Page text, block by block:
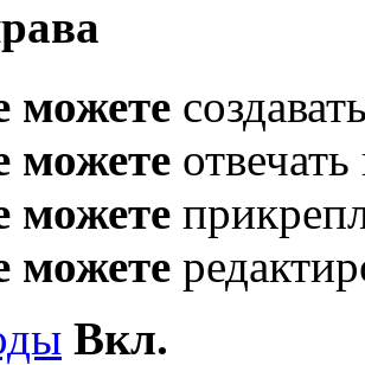
можете
можете
можете
можете
Вкл.